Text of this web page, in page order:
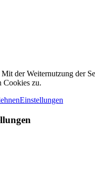
der Weiternutzung der
Cookies zu.
Einstellungen